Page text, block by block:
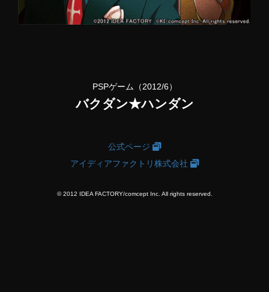
PSPゲーム（2012/6）
バクダン★ハンダン
公式ページ
アイディアファクトリ株式会社
© 2012 IDEA FACTORY/comcept Inc. All rights reserved.